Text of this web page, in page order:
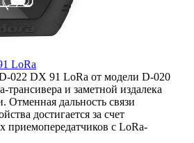
LoRa
022 DX 91 LoRa от модели D-020
трансивера и заметной издалека
Отменная дальность связи
достигается за счет
приемопередатчиков с LoRa-